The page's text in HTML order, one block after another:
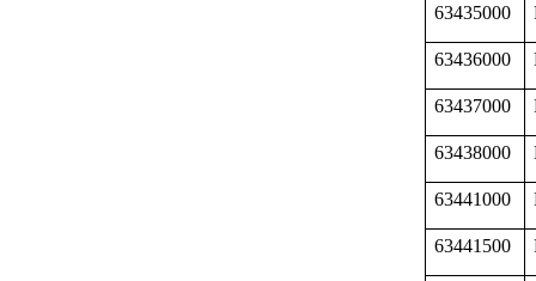
63435000
63436000
63437000
63438000
63441000
63441500